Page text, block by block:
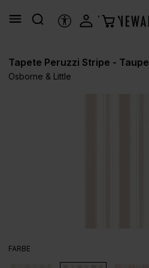
springen
HILFSTOOLS
Tapete Peruzzi Stripe - Taupe
Osborne & Little
FARBE